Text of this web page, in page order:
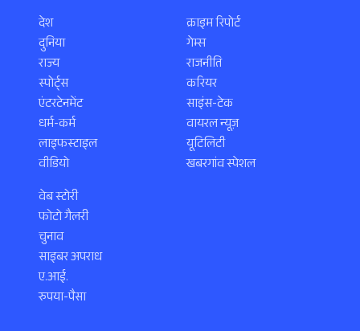
देश
दुनिया
राज्य
स्पोर्ट्स
एंटरटेनमेंट
धर्म-कर्म
लाइफस्टाइल
वीडियो
क्राइम रिपोर्ट
गेम्स
राजनीति
करियर
साइंस-टेक
वायरल न्यूज़
यूटिलिटी
खबरगांव स्पेशल
वेब स्टोरी
फोटो गैलरी
चुनाव
साइबर अपराध
ए.आई.
रुपया-पैसा